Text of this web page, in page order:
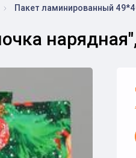
Пакет ламинированный